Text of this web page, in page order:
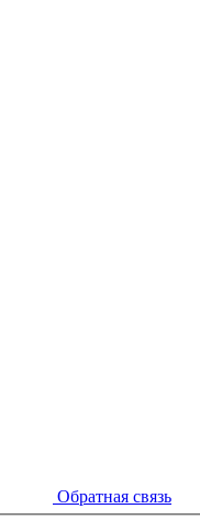
Обратная связь